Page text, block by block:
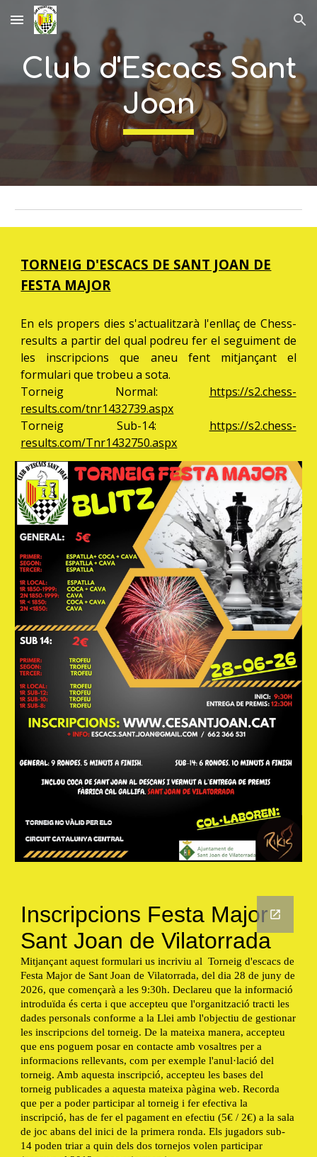
Skip to main content Skip to navigation
Club d'Escacs Sant
Joan
TORNEIG D'ESCACS DE SANT JOAN DE
FESTA MAJOR
En els propers dies s'actualitzarà l'enllaç de Chess-
results a partir del qual podreu fer el seguiment de
les inscripcions que aneu fent mitjançant el
formulari que trobeu a sota.
Torneig Normal: https://s2.chess-
results.com/tnr1432739.aspx
Torneig Sub-14: https://s2.chess-
results.com/Tnr1432750.aspx